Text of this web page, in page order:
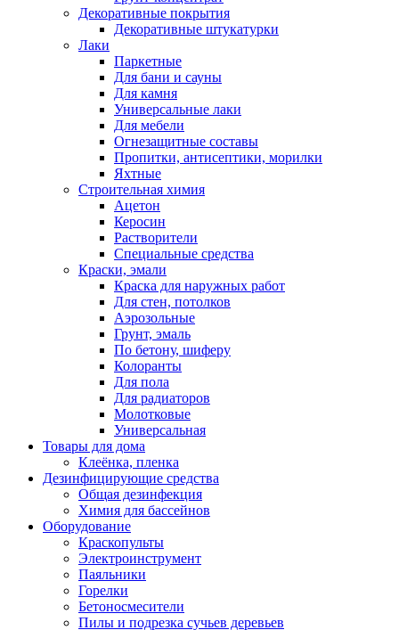
Декоративные покрытия
Декоративные штукатурки
Лаки
Паркетные
Для бани и сауны
Для камня
Универсальные лаки
Для мебели
Огнезащитные составы
Пропитки, антисептики, морилки
Яхтные
Строительная химия
Ацетон
Керосин
Растворители
Специальные средства
Краски, эмали
Краска для наружных работ
Для стен, потолков
Аэрозольные
Грунт, эмаль
По бетону, шиферу
Колоранты
Для пола
Для радиаторов
Молотковые
Универсальная
Товары для дома
Клеёнка, пленка
Дезинфицирующие средства
Общая дезинфекция
Химия для бассейнов
Оборудование
Краскопульты
Электроинструмент
Паяльники
Горелки
Бетоносмесители
Пилы и подрезка сучьев деревьев